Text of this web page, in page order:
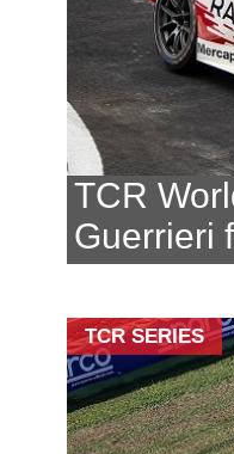
TCR
Guerrieri
TCR SERIES